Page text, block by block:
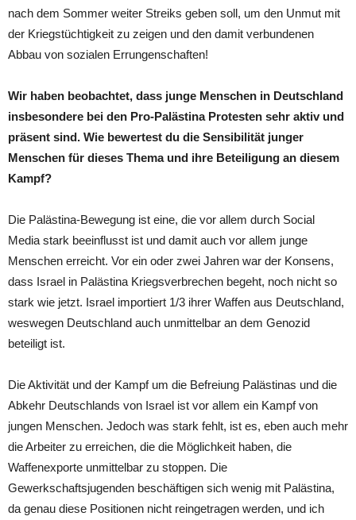
nach dem Sommer weiter Streiks geben soll, um den Unmut mit
der Kriegstüchtigkeit zu zeigen und den damit verbundenen
Abbau von sozialen Errungenschaften!
Wir haben beobachtet, dass junge Menschen in Deutschland
insbesondere bei den Pro-Palästina Protesten sehr aktiv und
präsent sind. Wie bewertest du die Sensibilität junger
Menschen für dieses Thema und ihre Beteiligung an diesem
Kampf?
Die Palästina-Bewegung ist eine, die vor allem durch Social
Media stark beeinflusst ist und damit auch vor allem junge
Menschen erreicht. Vor ein oder zwei Jahren war der Konsens,
dass Israel in Palästina Kriegsverbrechen begeht, noch nicht so
stark wie jetzt. Israel importiert 1/3 ihrer Waffen aus Deutschland,
weswegen Deutschland auch unmittelbar an dem Genozid
beteiligt ist.
Die Aktivität und der Kampf um die Befreiung Palästinas und die
Abkehr Deutschlands von Israel ist vor allem ein Kampf von
jungen Menschen. Jedoch was stark fehlt, ist es, eben auch mehr
die Arbeiter zu erreichen, die die Möglichkeit haben, die
Waffenexporte unmittelbar zu stoppen. Die
Gewerkschaftsjugenden beschäftigen sich wenig mit Palästina,
da genau diese Positionen nicht reingetragen werden, und ich